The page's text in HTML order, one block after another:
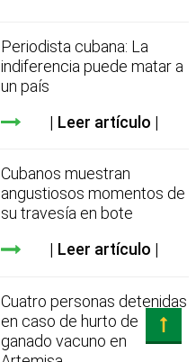
Periodista cubana: La
indiferencia puede matar a
un país
Leer artículo
Cubanos muestran
angustiosos momentos de
su travesía en bote
Leer artículo
Cuatro personas detenidas
en caso de hurto de
ganado vacuno en